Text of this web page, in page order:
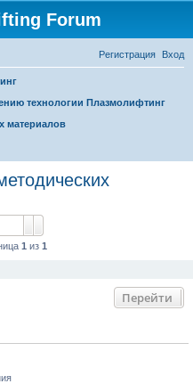
Forum
Вход
Регистрация
технологии Плазмолифтинг
материалов
1 из 1
Перейти